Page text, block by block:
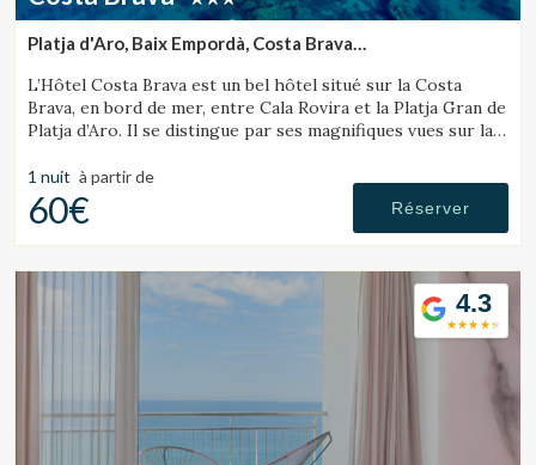
Platja d'Aro, Baix Empordà, Costa Brava
L’Hôtel Costa Brava est un bel hôtel situé sur la Costa
Brava, en bord de mer, entre Cala Rovira et la Platja Gran de
Platja d’Aro. Il se distingue par ses magnifiques vues sur la
1 nuit à partir de
60€ Réserver
4.3